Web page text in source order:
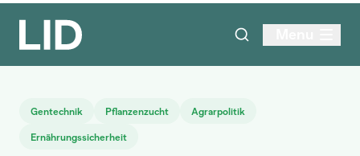
Gentechnik Pflanzenzucht Agrarpolitik
Ernährungssicherheit